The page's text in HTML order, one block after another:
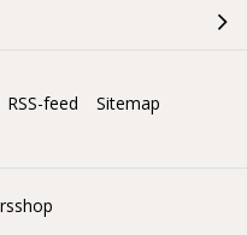
RSS-feed Sitemap